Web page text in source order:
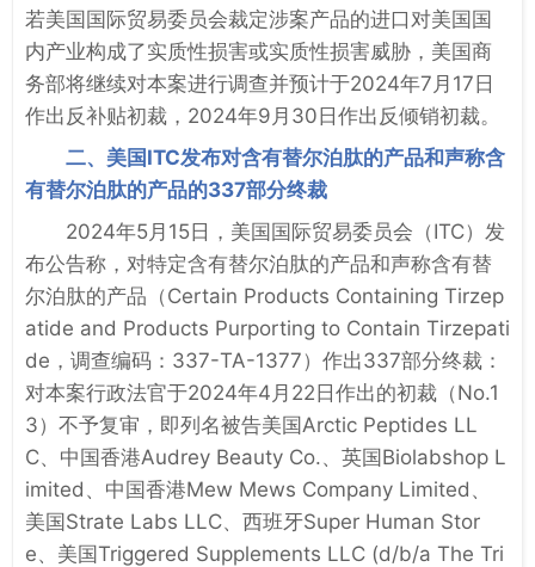
若美国国际贸易委员会裁定涉案产品的进口对美国国
内产业构成了实质性损害或实质性损害威胁，美国商
务部将继续对本案进行调查并预计于2024年7月17日
作出反补贴初裁，2024年9月30日作出反倾销初裁。
二、美国ITC发布对含有替尔泊肽的产品和声称含
有替尔泊肽的产品的337部分终裁
2024年5月15日，美国国际贸易委员会（ITC）发
布公告称，对特定含有替尔泊肽的产品和声称含有替
尔泊肽的产品（Certain Products Containing Tirzep
atide and Products Purporting to Contain Tirzepati
de，调查编码：337-TA-1377）作出337部分终裁：
对本案行政法官于2024年4月22日作出的初裁（No.1
3）不予复审，即列名被告美国Arctic Peptides LL
C、中国香港Audrey Beauty Co.、英国Biolabshop L
imited、中国香港Mew Mews Company Limited、
美国Strate Labs LLC、西班牙Super Human Stor
e、美国Triggered Supplements LLC (d/b/a The Tri